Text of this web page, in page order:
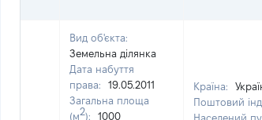
Вид об'єкта:
Земельна ділянка
Дата набуття
права:
19.05.2011
Загальна площа
(м2):
1000
Країна:
Поштовий
Населений